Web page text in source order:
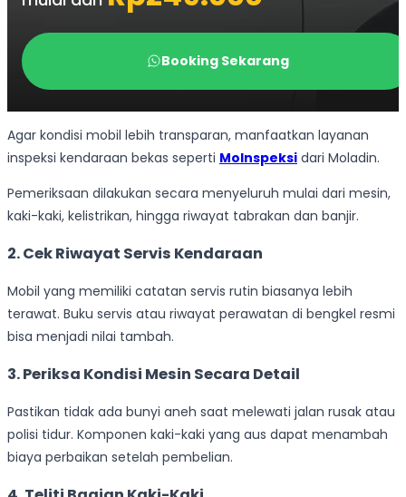
Agar kondisi mobil lebih transparan, manfaatkan layanan
inspeksi kendaraan bekas seperti MoInspeksi dari Moladin.
Pemeriksaan dilakukan secara menyeluruh mulai dari mesin,
kaki-kaki, kelistrikan, hingga riwayat tabrakan dan banjir.
2. Cek Riwayat Servis Kendaraan
Mobil yang memiliki catatan servis rutin biasanya lebih
terawat. Buku servis atau riwayat perawatan di bengkel resmi
bisa menjadi nilai tambah.
3. Periksa Kondisi Mesin Secara Detail
Pastikan tidak ada bunyi aneh saat melewati jalan rusak atau
polisi tidur. Komponen kaki-kaki yang aus dapat menambah
biaya perbaikan setelah pembelian.